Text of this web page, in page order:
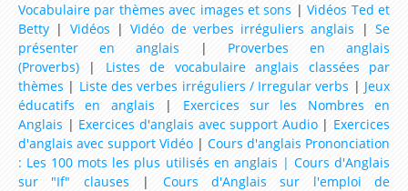
Jeux / Coloriage
Coloriage en ligne
Coloriage à imprimer
Jeux
Jeux de Mots
Vocabulaire par thèmes avec images et sons |Vidéos Ted et
Betty | Vidéos |Vidéo de verbes irréguliers anglais |Se
présenter en anglais | Proverbes en anglais
(Proverbs) | Listes de vocabulaire anglais classées par
thèmes | Liste des verbes irréguliers / Irregular verbs | Jeux
éducatifs en anglais | Exercices sur les Nombres en
Anglais | Exercices d'anglais avec support Audio| Exercices
d'anglais avec support Vidéo | Cours d'anglais Prononciation
: Les 100 mots les plus utilisés en anglais | Cours d'Anglais
sur "If" clauses | Cours d'Anglais sur l'emploi de